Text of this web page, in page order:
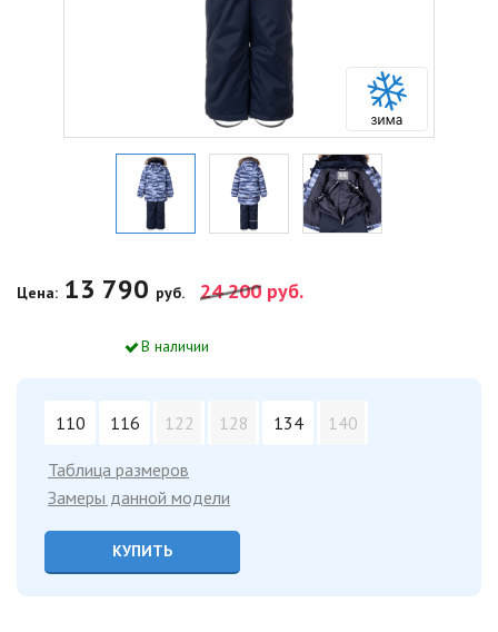
Цена: 13 790 руб. 24 200 руб.
В наличии
110 116 122 128 134 140
Таблица размеров
Замеры данной модели
КУПИТЬ